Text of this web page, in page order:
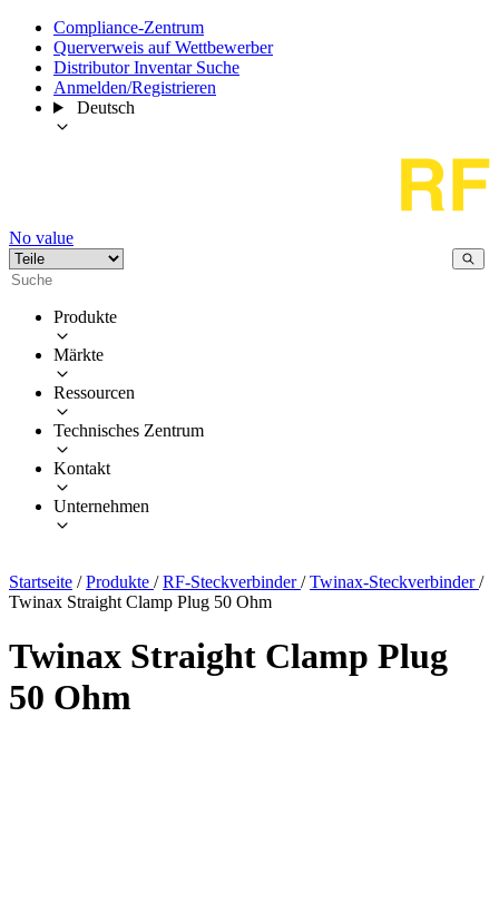
Compliance-Zentrum
Querverweis auf Wettbewerber
Distributor Inventar Suche
Anmelden/Registrieren
Deutsch
No value
Produkte
Märkte
Ressourcen
Technisches Zentrum
Kontakt
Unternehmen
Startseite / Produkte / RF-Steckverbinder/ Twinax-Steckverbinder/
Twinax Straight Clamp Plug 50 Ohm
Twinax Straight Clamp Plug
50 Ohm